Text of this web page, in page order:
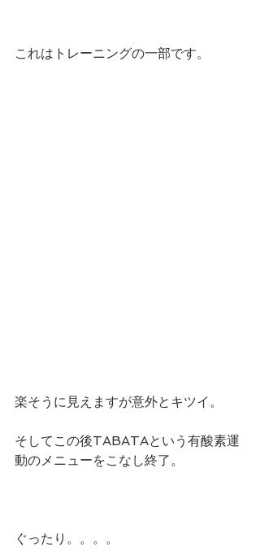
これはトレーニングの一部です。
楽そうに見えますが意外とキツイ。
そしてこの後TABATAという有酸素運
動のメニューをこなし終了。
ぐったり。。。。